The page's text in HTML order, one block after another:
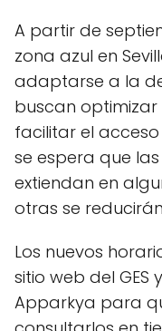
A partir de
zona azul en
adaptarse a la
buscan
facilitar el acceso
se espera que
extiendan en
otras se
Los nuevos
sitio web del
Apparkya para